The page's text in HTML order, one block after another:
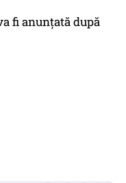
fi anunţată după